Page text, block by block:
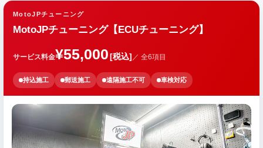
MotoJPチューニング
MotoJPチューニング【ECUチューニング】
サービス料金¥55,000[税込] ／ 全6項目
持込施工 郵送施工 遠隔施工不可 車検対応